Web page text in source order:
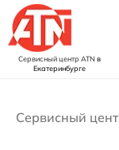
Сервисный центр ATN в
Екатеринбурге
Сервисный